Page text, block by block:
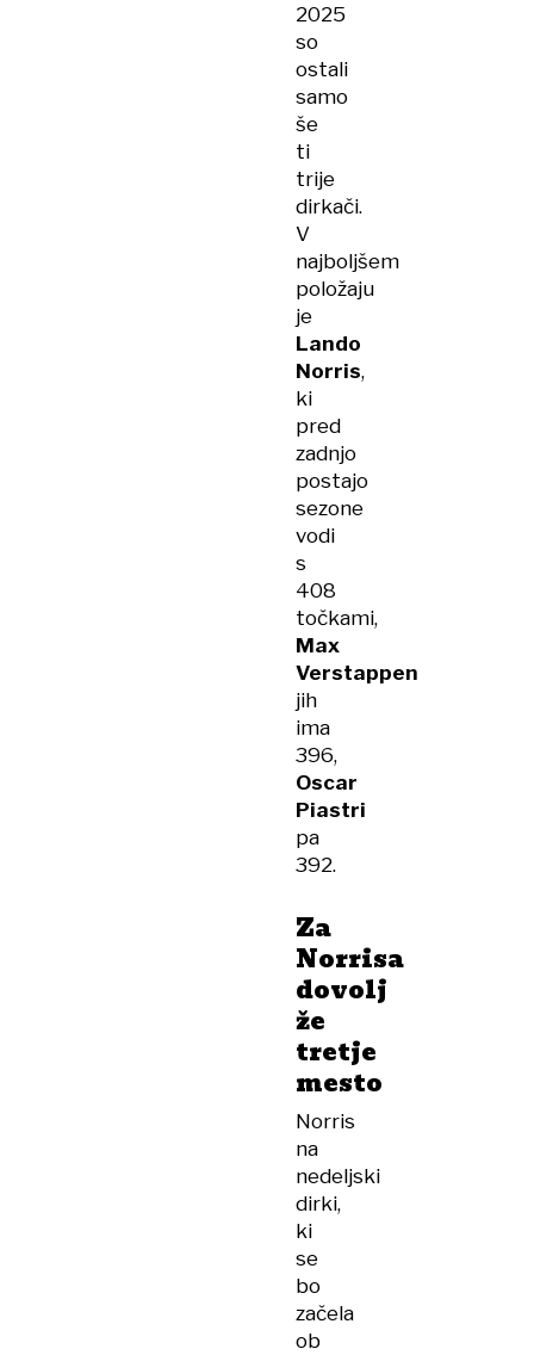
2025
so
ostali
samo
še
ti
trije
dirkači.
V
najboljšem
položaju
je
Lando
Norris,
ki
pred
zadnjo
postajo
sezone
vodi
s
408
točkami,
Max
Verstappen
jih
ima
396,
Oscar
Piastri
pa
392.
Za
Norrisa
dovolj
že
tretje
mesto
Norris
na
nedeljski
dirki,
ki
se
bo
začela
ob